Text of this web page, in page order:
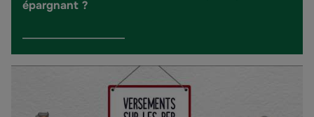
épargnant ?